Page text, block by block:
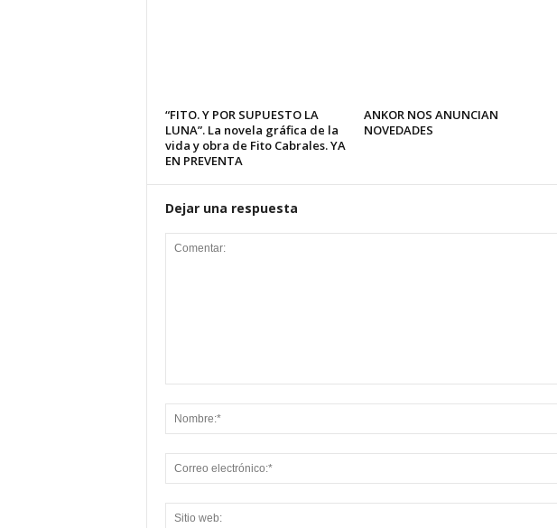
“FITO. Y POR SUPUESTO LA
LUNA”. La novela gráfica de la
vida y obra de Fito Cabrales. YA
EN PREVENTA
ANKOR NOS ANUNCIAN
NOVEDADES
Dejar una respuesta